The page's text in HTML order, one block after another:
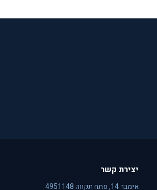
יצירת קשר
אימבר 14, פתח תקווה 4951148